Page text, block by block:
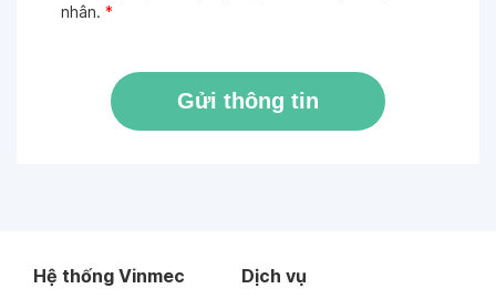
nhân. *
Gửi thông tin
Hệ thống Vinmec Dịch vụ